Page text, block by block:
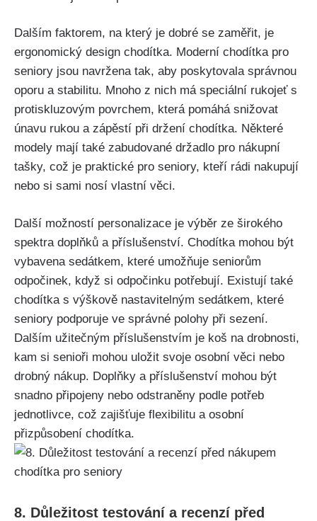
Dalším faktorem, na‌ který je dobré se zaměřit,‌ je
ergonomický design⁤ chodítka. Moderní chodítka pro
⁣seniory jsou navržena ‍tak, aby ‍poskytovala⁢ správnou
oporu a stabilitu. Mnoho z nich má speciální rukojeť s
protiskluzovým povrchem, která pomáhá ​snižovat⁤
únavu rukou a zápěstí při držení chodítka. Některé
modely ⁢mají také zabudované držadlo pro nákupní⁢
tašky, což je praktické pro seniory, kteří​ rádi nakupují
nebo si⁢ sami nosí⁣ vlastní věci.
Další možností personalizace je‌ výběr ​ze širokého
spektra doplňků a příslušenství. Chodítka⁣ mohou být
vybavena ⁤sedátkem, které umožňuje seniorům
⁤odpočinek, když si odpočinku potřebují. Existují také
chodítka s výškově nastavitelným sedátkem, ‌které⁢
seniory podporuje ve správné polohy při⁤ sezení.⁢
Dalším užitečným příslušenstvím je koš na drobnosti,
kam si​ senioři mohou uložit svoje osobní věci nebo
drobný ​nákup.‌ Doplňky a příslušenství mohou být
snadno připojeny nebo⁢ odstraněny podle potřeb
jednotlivce, což zajišťuje flexibilitu a osobní
⁤přizpůsobení chodítka.
8. Důležitost ‍testování a ⁢recenzí před